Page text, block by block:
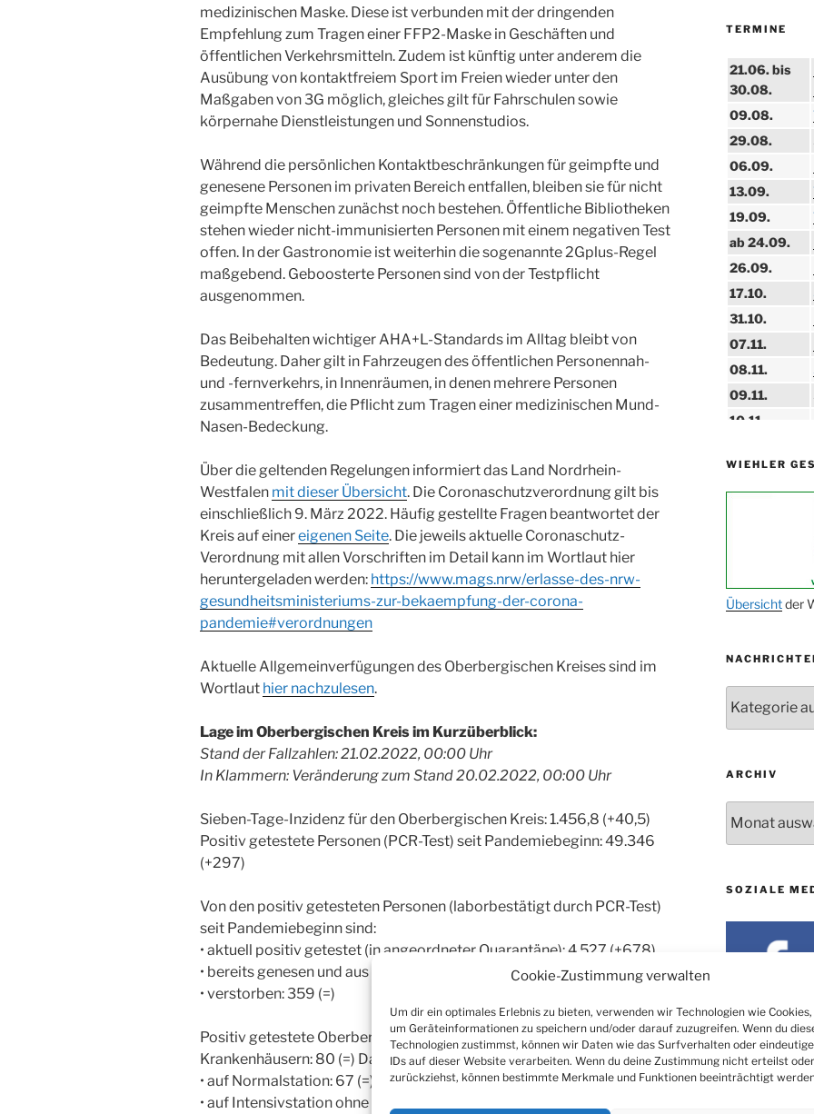
Cookie-Zustimmung verwalten
Um dir ein optimales Erlebnis zu bieten, verwenden wir Technologien wie Cookies,
um Geräteinformationen zu speichern und/oder darauf zuzugreifen. Wenn du
Technologien zustimmst, können wir Daten wie das Surfverhalten oder eindeutige
IDs auf dieser Website verarbeiten. Wenn du deine Zustimmung nicht erteilst oder
zurückziehst, können bestimmte Merkmale und Funktionen beeinträchtigt
medizinischen Maske. Diese ist verbunden mit der dringenden
Empfehlung zum Tragen einer FFP2-Maske in Geschäften und
öffentlichen Verkehrsmitteln. Zudem ist künftig unter anderem die
Ausübung von kontaktfreiem Sport im Freien wieder unter den
Maßgaben von 3G möglich, gleiches gilt für Fahrschulen sowie
körpernahe Dienstleistungen und Sonnenstudios.
Während die persönlichen Kontaktbeschränkungen für geimpfte und
genesene Personen im privaten Bereich entfallen, bleiben sie für nicht
geimpfte Menschen zunächst noch bestehen. Öffentliche Bibliotheken
stehen wieder nicht-immunisierten Personen mit einem negativen Test
offen. In der Gastronomie ist weiterhin die sogenannte 2Gplus-Regel
maßgebend. Geboosterte Personen sind von der Testpflicht
ausgenommen.
Das Beibehalten wichtiger AHA+L-Standards im Alltag bleibt von
Bedeutung. Daher gilt in Fahrzeugen des öffentlichen Personennah-
und -fernverkehrs, in Innenräumen, in denen mehrere Personen
zusammentreffen, die Pflicht zum Tragen einer medizinischen Mund-
Nasen-Bedeckung.
Über die geltenden Regelungen informiert das Land Nordrhein-
Westfalen mit dieser Übersicht. Die Coronaschutzverordnung gilt bis
einschließlich 9. März 2022. Häufig gestellte Fragen beantwortet der
Kreis auf einereigenen Seite. Die jeweils aktuelle Coronaschutz-
Verordnung mit allen Vorschriften im Detail kann im Wortlaut hier
heruntergeladen werden: https://www.mags.nrw/erlasse-des-nrw-
gesundheitsministeriums-zur-bekaempfung-der-corona-
pandemie#verordnungen
Aktuelle Allgemeinverfügungen des Oberbergischen Kreises sind im
Wortlaut hier nachzulesen.
Lage im Oberbergischen Kreis im Kurzüberblick:
Stand der Fallzahlen: 21.02.2022, 00:00 Uhr
In Klammern: Veränderung zum Stand 20.02.2022, 00:00 Uhr
Sieben-Tage-Inzidenz für den Oberbergischen Kreis: 1.456,8 (+40,5)
Positiv getestete Personen (PCR-Test) seit Pandemiebeginn: 49.346
(+297)
Von den positiv getesteten Personen (laborbestätigt durch PCR-Test)
seit Pandemiebeginn sind:
• aktuell positiv getestet (in angeordneter Quarantäne): 4.527 (+678)
• bereits genesen und aus Quarantäne entlassen: 44.460 (-381)
• verstorben: 359 (=)
Positiv getestete Oberbergerinnen und Oberberger (PCR-Test) in
Krankenhäusern: 80 (=) Davon befinden sich:
• auf Normalstation: 67 (=)
• auf Intensivstation ohne Beatmung: 2 (=)
TERMINE
21.06. bis
30.08.
09.08.
29.08.
06.09.
13.09.
19.09.
ab 24.09.
26.09.
17.10.
31.10.
07.11.
08.11.
09.11.
10.11.
14.11.
15.11.
29.11.
06.12.
24.09. bis
10.12.
WIEHLER
Übersichtder
ARCHIV
SOZIALE